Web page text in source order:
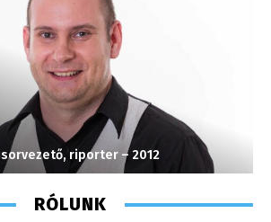
riporter – 2012
RÓLUNK